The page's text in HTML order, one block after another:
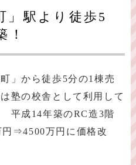
駅より徒歩5
」から徒歩5分の1棟売
塾の校舎として利用して
平成14年築のRC造3階
⇒4500万円に価格改